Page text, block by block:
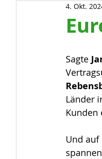
4. Okt.
Sagte
Länder
Kunden
Und auf